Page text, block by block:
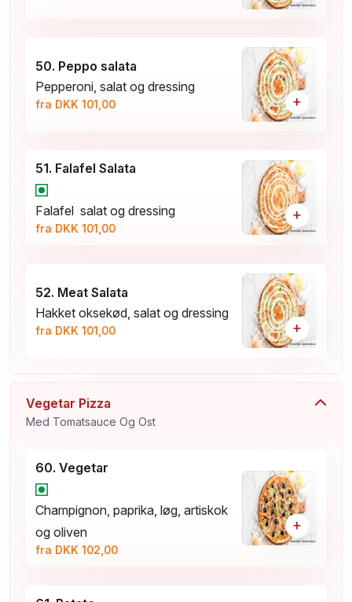
50. Peppo salata
Pepperoni, salat og dressing
fra DKK 101,00 +
51. Falafel Salata
Falafel salat og dressing
fra DKK 101,00
+
52. Meat Salata
Hakket oksekød, salat og dressing
fra DKK 101,00 +
Vegetar Pizza
Med Tomatsauce Og Ost
60. Vegetar
Champignon, paprika, løg, artiskok
og oliven
fra DKK 102,00
+